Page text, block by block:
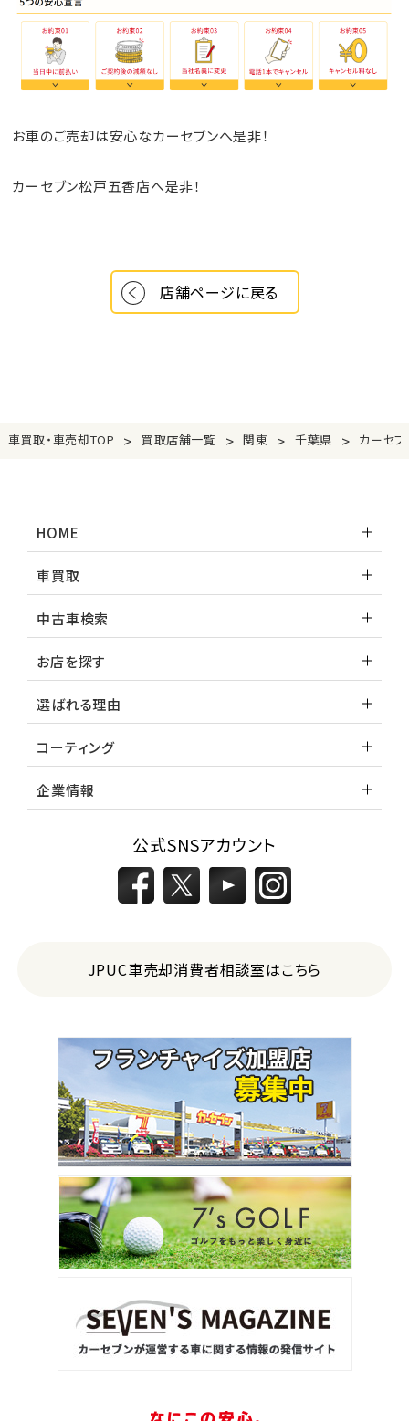
お車のご売却は安心なカーセブンへ是非！
カーセブン松戸五香店へ是非！
店舗ページに戻る
車買取・車売却TOP > 買取店舗一覧 > 関東 > 千葉県 > カーセ
HOME
車買取
中古車検索
お店を探す
選ばれる理由
コーティング
企業情報
公式SNSアカウント
JPUC車売却消費者相談室はこちら